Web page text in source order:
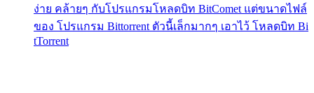
ง่าย คล้ายๆ กับโปรแกรมโหลดบิท BitComet แต่ขนาดไฟล์
ของ โปรแกรม Bittorrent ตัวนี้เล็กมากๆ เอาไว้ โหลดบิท Bi
tTorrent